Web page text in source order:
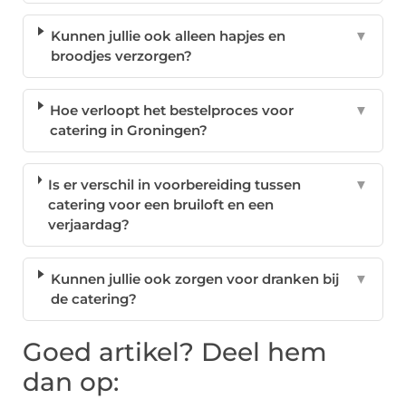
Kunnen jullie ook alleen hapjes en
broodjes verzorgen?
▼
Hoe verloopt het bestelproces voor
catering in Groningen?
▼
Is er verschil in voorbereiding tussen
catering voor een bruiloft en een
verjaardag?
▼
Kunnen jullie ook zorgen voor dranken bij
de catering?
▼
Goed artikel? Deel hem
dan op: